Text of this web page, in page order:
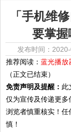
「手机维
要掌
发布时间：
推荐阅读：蓝光播放
（正文已结束）
免责声明及提醒： 此
仅为宣传及传递更
浏览者慎重核实！
慎！